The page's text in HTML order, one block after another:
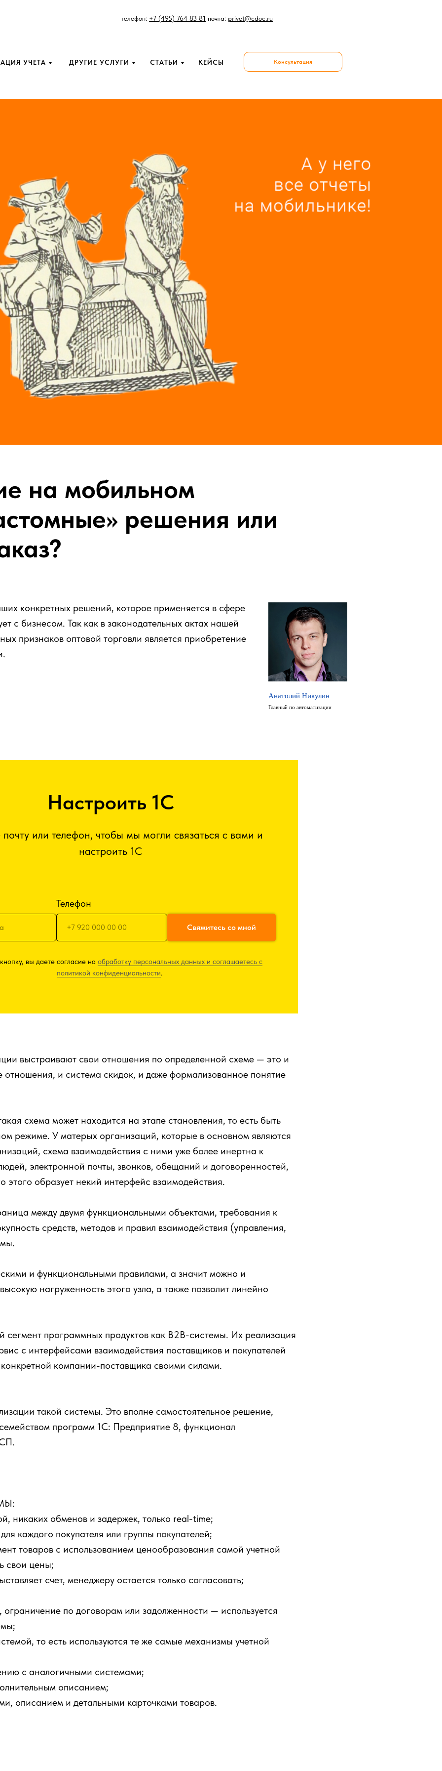
телефон: +7 (495) 764 83 81 почта: privet@cdoc.ru
Консультация
КЕЙСЫ
СТАТЬИ
ДРУГИЕ УСЛУГИ
УЧЕТА
на мобильном
решения или
конкретных решений, которое применяется в сфере
с бизнесом. Так как в законодательных актах нашей
признаков оптовой торговли является приобретение
Анатолий Никулин
Главный по автоматизации
Настроить 1С
почту или телефон, чтобы мы могли связаться с вами и
настроить 1С
Телефон
Свяжитесь со мной
вы даете согласие на обработку персональных данных и соглашаетесь c
политикой конфиденциальности.
выстраивают свои отношения по определенной схеме — это и
отношения, и система скидок, и даже формализованное понятие
схема может находится на этапе становления, то есть быть
режиме. У матерых организаций, которые в основном являются
схема взаимодействия с ними уже более инертна к
электронной почты, звонков, обещаний и договоренностей,
этого образует некий интерфейс взаимодействия.
между двумя функциональными объектами, требования к
средств, методов и правил взаимодействия (управления,
и функциональными правилами, а значит можно и
нагруженность этого узла, а также позволит линейно
сегмент программных продуктов как В2В-системы. Их реализация
с интерфейсами взаимодействия поставщиков и покупателей
компании-поставщика своими силами.
такой системы. Это вполне самостоятельное решение,
программ 1С: Предприятие 8, функционал
никаких обменов и задержек, только real-time;
каждого покупателя или группы покупателей;
товаров с использованием ценообразования самой учетной
свои цены;
счет, менеджеру остается только согласовать;
по договорам или задолженности — используется
то есть используются те же самые механизмы учетной
с аналогичными системами;
описанием;
описанием и детальными карточками товаров.